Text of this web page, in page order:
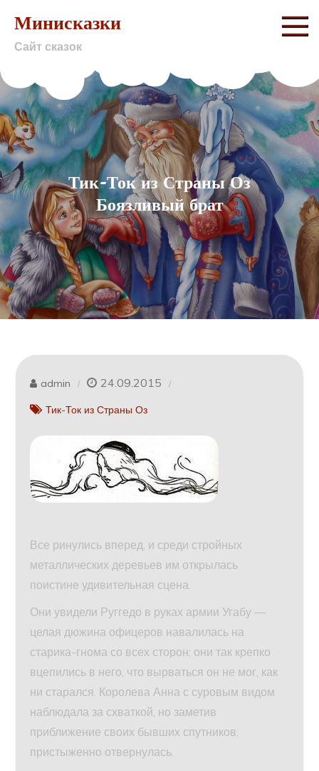
content
Минисказки
Сайт сказок
Тик-Ток из Страны Оз
Боязливый брат
admin 24.09.2015
Тик-Ток из Страны Оз
Все ринулись вперед, и среди стройных
металлических деревьев им открылась
поистине удивительная сцена.
Они увидели Руггедо в руках армии Угабу —
целая дюжина офицеров навалилась на
старика-гнома со всех сторон; они так крепко
вцепились в него, что вырваться он не мог, как
ни старался. Королева Анна с суровым видом
наблюдала за схваткой, но заметив
приближение своих бывших спутников,
пристыженно отвернулась.